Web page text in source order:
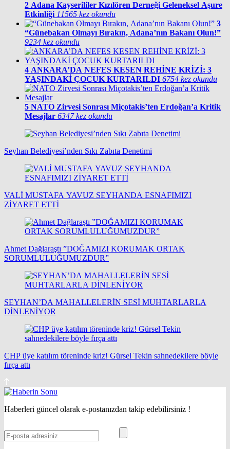
2 Adana Kayserililer Kızılören Derneği Geleneksel Aşure
Etkinliği 11565 kez okundu
3
“Günebakan Olmayı Bırakın, Adana’nın Bakanı Olun!”
9234 kez okundu
4 ANKARA’DA NEFES KESEN REHİNE KRİZİ: 3
YAŞINDAKİ ÇOCUK KURTARILDI 6754 kez okundu
5 NATO Zirvesi Sonrası Miçotakis’ten Erdoğan’a Kritik
Mesajlar 6347 kez okundu
Seyhan Belediyesi’nden Sıkı Zabıta Denetimi
VALİ MUSTAFA YAVUZ SEYHANDA ESNAFIMIZI
ZİYARET ETTİ
Ahmet Dağlaraştı ”DOĞAMIZI KORUMAK ORTAK
SORUMLULUĞUMUZDUR”
SEYHAN’DA MAHALLELERİN SESİ MUHTARLARLA
DİNLENİYOR
CHP üye katılım töreninde kriz! Gürsel Tekin sahnedekilere böyle
fırça attı
Haberleri güncel olarak e-postanızdan takip edebilirsiniz !